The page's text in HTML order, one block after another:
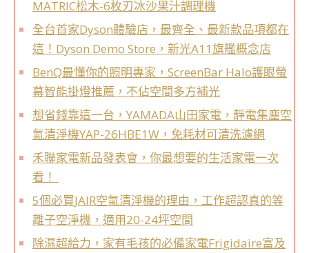
MATRIC松木-6枚刃冰沙果汁調理機
全台首家Dyson體驗店，最齊全、最新款品項都在
這！Dyson Demo Store，新光A11旗艦概念店
BenQ最懂你的照明專家，ScreenBar Halo護眼螢
幕智能掛燈推薦，不佔空間多方補光
想省錢靠這一台，YAMADA山田家電，靜電集塵空
氣清淨機YAP-26HBE1W，免耗材可清洗濾網
禾聯家電新品發表會，你最想要的生活家電一次
看！
5個必買JAIR空氣清淨機的理由，工作超認真的等
離子空淨機，適用20-24坪空間
除濕超給力，家有毛孩的必備家電Frigidaire富及